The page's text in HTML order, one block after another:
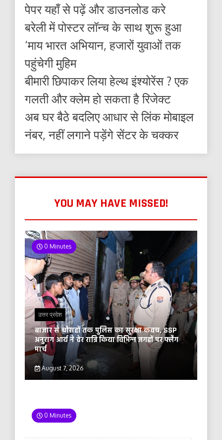
पेपर यहाँ से पढ़ें और डाउनलोड करे
बरेली में पोस्टर लॉन्च के साथ शुरू हुआ
‘माय भारत अभियान, हजारों युवाओं तक
पहुंचेगी मुहिम
बीमारी छिपाकर लिया हेल्थ इंश्योरेंस ? एक
गलती और क्लेम हो सकता है रिजेक्ट
अब घर बैठे बदलिए आधार से लिंक मोबाइल
नंबर, नहीं लगाने पड़ेंगे सेंटर के चक्कर
YOU MAY HAVE MISSED!
0 Minutes
उत्तर प्रदेश
बाजार से चौराहों तक पुलिस का सुरक्षा कवच, SSP
अनुराग आर्य ने देर रात्रि किया विभिन्न जगहों पर फ्लैग
मार्च
August 7, 2026
0 Minutes